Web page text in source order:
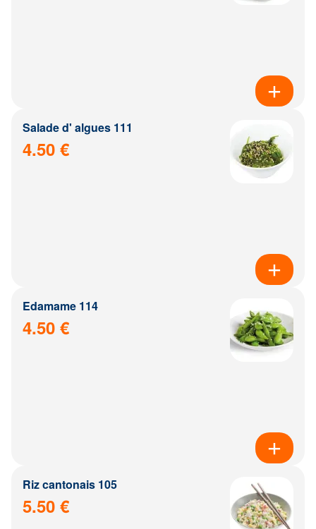
Salade d' algues 111
4.50 €
Edamame 114
4.50 €
Riz cantonais 105
5.50 €